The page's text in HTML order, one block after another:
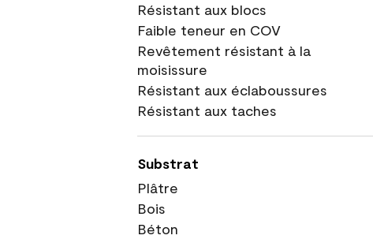
Résistant aux blocs
Faible teneur en COV
Revêtement résistant à la
moisissure
Résistant aux éclaboussures
Résistant aux taches
Substrat
Plâtre
Bois
Béton